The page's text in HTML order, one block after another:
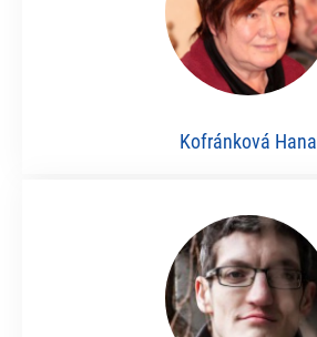
Kofránková Hana